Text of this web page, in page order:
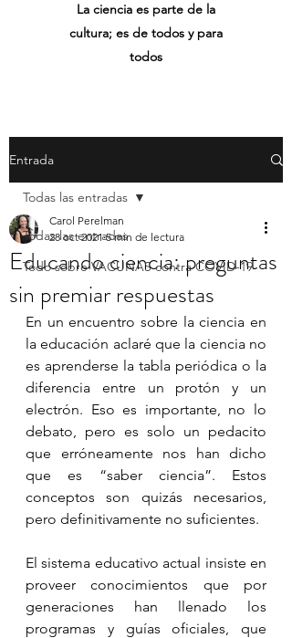
La ciencia es parte de la
cultura; es de todos y para
todos
Entrada
Todas las entradas
Todo sobre VACUNAS contra COVID-19
Todas las entradas
Educando ciencia: preguntas
sin premiar respuestas
Carol Perelman
28 oct 2021 5 min de lectura
En un encuentro sobre la ciencia en
la educación aclaré que la ciencia no
es aprenderse la tabla periódica o la
diferencia entre un protón y un
electrón. Eso es importante, no lo
debato, pero es solo un pedacito
que erróneamente nos han dicho
que es “saber ciencia”. Estos
conceptos son quizás necesarios,
pero definitivamente no suficientes.
El sistema educativo actual insiste en
proveer conocimientos que por
generaciones han llenado los
programas y guías oficiales, que